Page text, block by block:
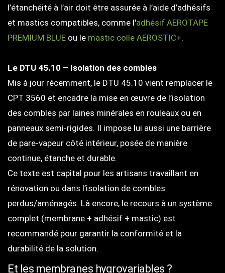
l’étanchéité à l’air doit être assurée à l’aide d’adhésifs
et mastics compatibles, comme l'adhésif AEROTAPE
PREMIUM BLUE ou le mastic colle AEROSTIC+.
Le DTU 45.10 – Isolation des combles
Mis à jour récemment, le DTU 45.10 vient remplacer le
CPT 3560 et encadre la mise en œuvre de l’isolation
des combles par laines minérales en rouleaux ou en
panneaux semi-rigides. Il impose lui aussi une barrière
de pare-vapeur côté intérieur, posée de manière
continue, étanche et durable.
Ce texte est capital pour les artisans travaillant en
rénovation ou dans l’isolation de combles
perdus/aménagés. Là encore, le recours à un système
complet (membrane + adhésif + mastic) est
recommandé pour garantir la conformité et la
durabilité de la solution.
Et les membranes hygrovariables ?